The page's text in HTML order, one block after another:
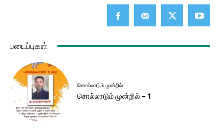
படைப்புகள்
சொல்லாடும் முன்றில்
சொல்லாடும் முன்றில் – 1